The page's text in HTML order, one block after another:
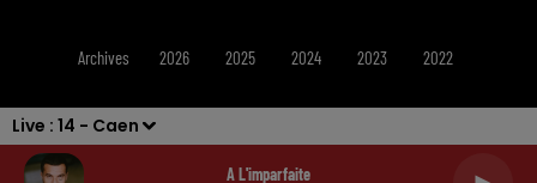
Live : 14 - Caen
A L'imparfaite
Archives 2026 2025 2024 2023 2022